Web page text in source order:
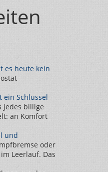
es heute kein
ein Schlüssel
jedes billige
an Komfort
und
oder
Leerlauf. Das